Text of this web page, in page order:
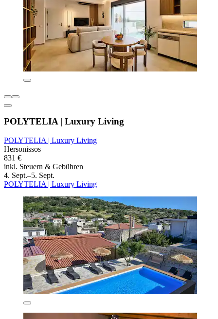
POLYTELIA | Luxury Living
POLYTELIA | Luxury Living
Hersonissos
831 €
inkl. Steuern & Gebühren
4. Sept.–5. Sept.
POLYTELIA | Luxury Living